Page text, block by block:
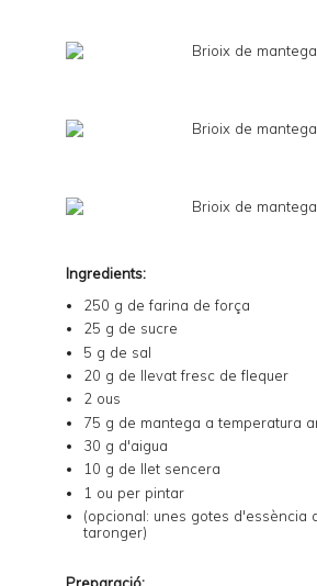
Ingredients:
250 g de farina de força
25 g de sucre
5 g de sal
20 g de llevat fresc de flequer
2 ous
75 g de mantega a temperatura
30 g d'aigua
10 g de llet sencera
1 ou per pintar
(opcional: unes gotes d'essència
taronger)